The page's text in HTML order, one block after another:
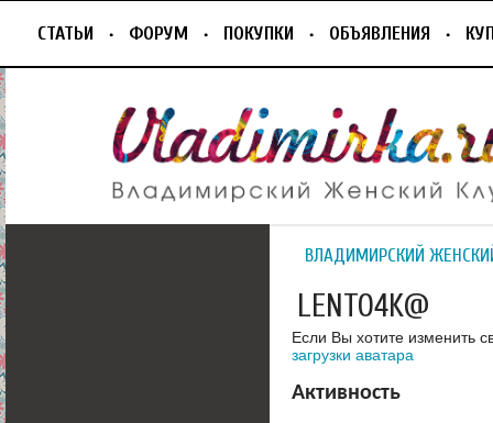
СТАТЬИ ФОРУМ ПОКУПКИ ОБЪЯВЛЕНИЯ
ВЛАДИМИРСКИЙ
LENTO4K@
Если Вы хотите изменить
загрузки аватара
Активность